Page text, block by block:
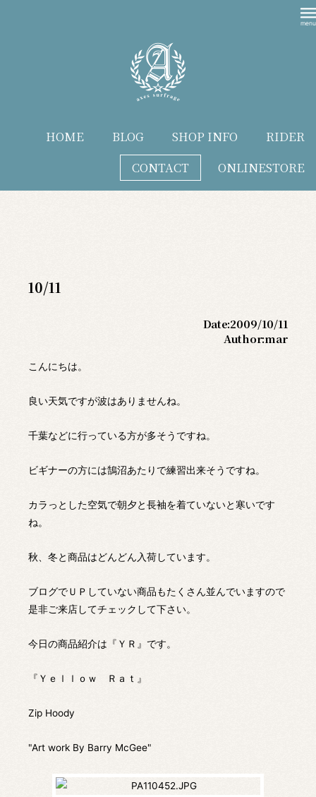
HOME BLOG SHOP INFO
RIDER
CONTACT
ONLINESTORE
10/11
Date:2009/10/11
Author:mar
こんにちは。
良い天気ですが波はありませんね。
千葉などに行っている方が多そうですね。
ビギナーの方には鵠沼あたりで練習出来そうですね。
カラっとした空気で朝夕と長袖を着ていないと寒いです
ね。
秋、冬と商品はどんどん入荷しています。
ブログでＵＰしていない商品もたくさん並んでいますので
是非ご来店してチェックして下さい。
今日の商品紹介は『ＹＲ』です。
『Ｙｅｌｌｏｗ Ｒａｔ』
Zip Hoody
"Art work By Barry McGee"